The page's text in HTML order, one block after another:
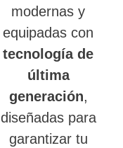
modernas y
equipadas con
tecnología de
última
generación,
diseñadas para
garantizar tu